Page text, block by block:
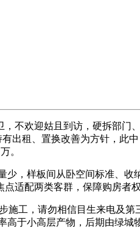
不欢迎姑且到访，硬拆部门
出租、置换改善为方针，此
。
，样板间从卧空间标准、收
适配两类客群，保障购房者权
工，请勿相信目生来电及第
于小高层产物，后期由绿城